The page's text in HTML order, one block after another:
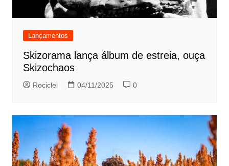
Lançamentos
Skizorama lança álbum de estreia, ouça
Skizochaos
Rociclei 04/11/2025 0